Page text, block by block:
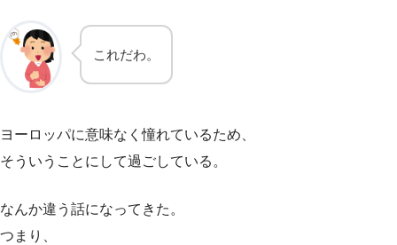
これだわ。
ヨーロッパに意味なく憧れているため、
そういうことにして過ごしている。
なんか違う話になってきた。
つまり、